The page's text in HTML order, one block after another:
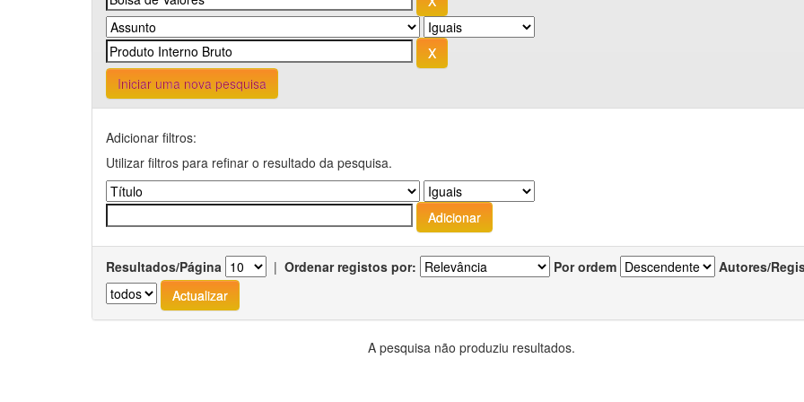
Iniciar uma nova pesquisa
Adicionar filtros:
Utilizar filtros para refinar o resultado da pesquisa.
Resultados/Página | Ordenar registos por: Por ordem Autores/
A pesquisa não produziu resultados.